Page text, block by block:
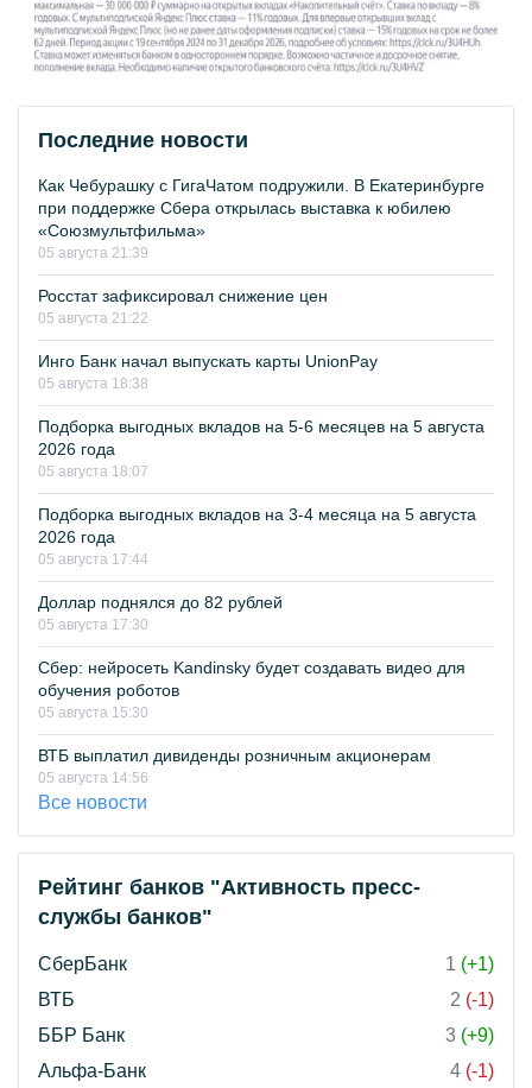
Последние новости
Как Чебурашку с ГигаЧатом подружили. В Екатеринбурге
при поддержке Сбера открылась выставка к юбилею
«Союзмультфильма»
05 августа 21:39
Росстат зафиксировал снижение цен
05 августа 21:22
Инго Банк начал выпускать карты UnionPay
05 августа 18:38
Подборка выгодных вкладов на 5-6 месяцев на 5 августа
2026 года
05 августа 18:07
Подборка выгодных вкладов на 3-4 месяца на 5 августа
2026 года
05 августа 17:44
Доллар поднялся до 82 рублей
05 августа 17:30
Сбер: нейросеть Kandinsky будет создавать видео для
обучения роботов
05 августа 15:30
ВТБ выплатил дивиденды розничным акционерам
05 августа 14:56
Все новости
Рейтинг банков "Активность пресс-
службы банков"
СберБанк 1 (+1)
ВТБ
2 (-1)
ББР Банк
3 (+9)
Альфа-Банк
4 (-1)